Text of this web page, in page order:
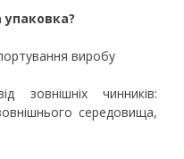
упаковка?
виробу
зовнішніх чинників:
середовища,